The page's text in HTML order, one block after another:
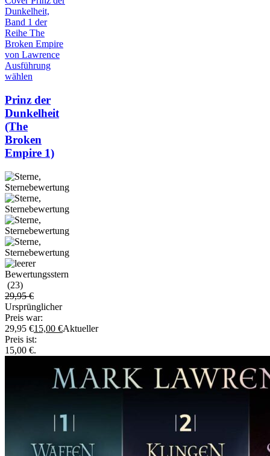
Ausführung
wählen
Prinz der
Dunkelheit
(The
Broken
Empire 1)
(23)
29,95€
Ursprünglicher
Preis war:
29,95 €15,00 €Aktueller
Preis ist:
15,00 €.